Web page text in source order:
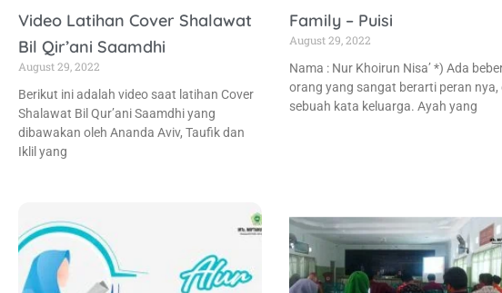
Video Latihan Cover Shalawat
Bil Qir’ani Saamdhi
August 29, 2022
Berikut ini adalah video saat latihan Cover
Shalawat Bil Qur’ani Saamdhi yang
dibawakan oleh Ananda Aviv, Taufik dan
Iklil yang
Family – Puisi
August 29, 2022
Nama : Nur Khoirun Nisa’ *) Ada
orang yang sangat berarti peran nya,
sebuah kata keluarga. Ayah yang